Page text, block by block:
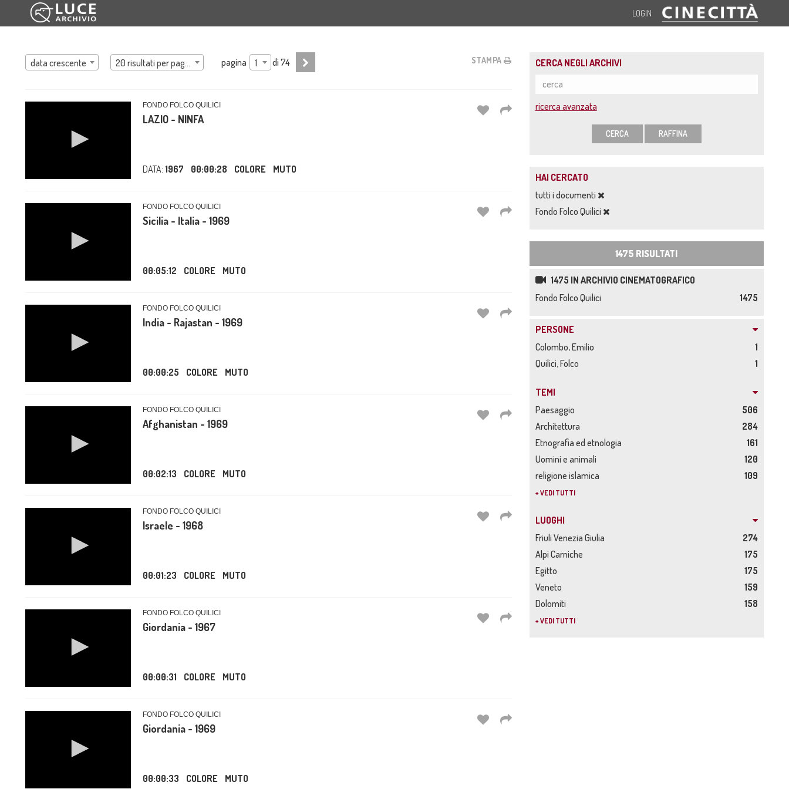
LOGIN
data crescente 20 risultati per pagina pagina 1 di 74 STAMPA
FONDO FOLCO QUILICI
LAZIO - NINFA
DATA: 1967 00:00:28 COLORE MUTO
FONDO FOLCO QUILICI
Sicilia - Italia - 1969
00:05:12 COLORE MUTO
FONDO FOLCO QUILICI
India - Rajastan - 1969
00:00:25 COLORE MUTO
FONDO FOLCO QUILICI
Afghanistan - 1969
00:02:13 COLORE MUTO
FONDO FOLCO QUILICI
Israele - 1968
00:01:23 COLORE MUTO
FONDO FOLCO QUILICI
Giordania - 1967
00:00:31 COLORE MUTO
FONDO FOLCO QUILICI
Giordania - 1969
00:00:33 COLORE MUTO
CERCA NEGLI ARCHIVI
ricerca avanzata
CERCA RAFFINA
HAI CERCATO
tutti i documenti
Fondo Folco Quilici
1475 RISULTATI
1475 IN ARCHIVIO CINEMATOGRAFICO
Fondo Folco Quilici
1475
PERSONE
Colombo, Emilio
1
Quilici, Folco
1
TEMI
Paesaggio
506
Architettura
284
Etnografia ed etnologia
161
Uomini e animali
120
religione islamica
109
+ VEDI TUTTI
LUOGHI
Friuli Venezia Giulia
274
Alpi Carniche
175
Egitto
175
Veneto
159
Dolomiti
158
+ VEDI TUTTI